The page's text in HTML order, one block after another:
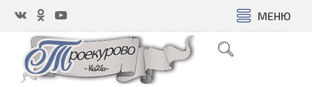
МЕНЮ